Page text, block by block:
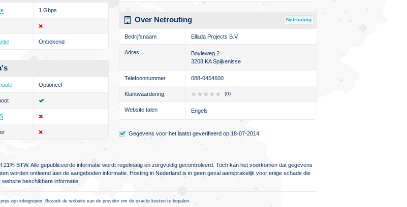
1 Gbps
Onbekend
Optioneel
Over Netrouting Netrouting
Bedrijfsnaam Ellada Projects B.V.
Adres
Boyleweg 2
3208 KA Spijkenisse
Telefoonnummer 088-0454600
Klantwaardering (0)
Website talen Engels
Gegevens voor het laatst geverifieerd op 18-07-2014.
BTW. Alle gepubliceerde informatie wordt regelmatig en zorgvuldig gecontroleerd. Toch kan het voorkomen dat gegevens
worden ontleend aan de aangeboden informatie. Hosting in Nederland is in geen geval aansprakelijk voor enige schade die
beschikbare informatie.
zijn inbegrepen. Bezoek de website van de provider om de exacte kosten te bepalen.